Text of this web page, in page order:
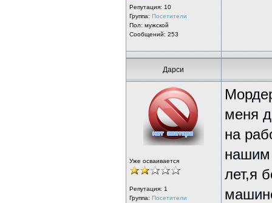
Репутация: 10
Группа: Посетители
Пол: мужской
Сообщений: 253
Дарси
Уже осваивается
Репутация: 1
Группа: Посетители
меня
на
нашим
лет,я